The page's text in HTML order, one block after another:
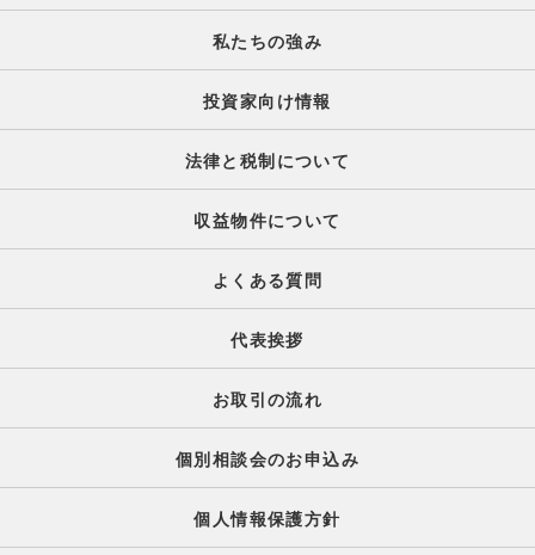
私たちの強み
投資家向け情報
法律と税制について
収益物件について
よくある質問
代表挨拶
お取引の流れ
個別相談会のお申込み
個人情報保護方針